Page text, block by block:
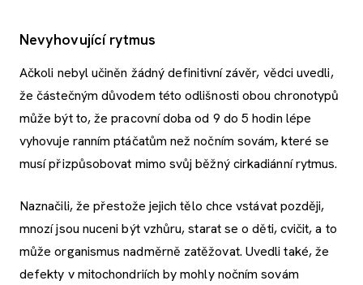
Nevyhovující rytmus
Ačkoli nebyl učiněn žádný definitivní závěr, vědci uvedli,
že částečným důvodem této odlišnosti obou chronotypů
může být to, že pracovní doba od 9 do 5 hodin lépe
vyhovuje ranním ptáčatům než nočním sovám, které se
musí přizpůsobovat mimo svůj běžný cirkadiánní rytmus.
Naznačili, že přestože jejich tělo chce vstávat později,
mnozí jsou nuceni být vzhůru, starat se o děti, cvičit, a to
může organismus nadměrně zatěžovat. Uvedli také, že
defekty v mitochondriích by mohly nočním sovám